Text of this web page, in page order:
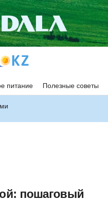
питание Полезные советы
пошаговый